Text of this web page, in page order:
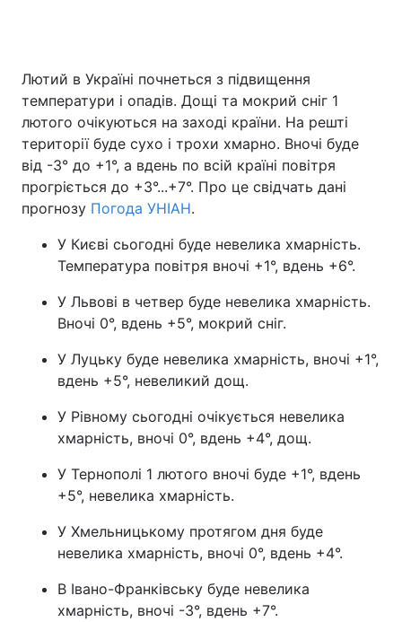
Лютий в Україні почнеться з підвищення
температури і опадів. Дощі та мокрий сніг 1
лютого очікуються на заході країни. На решті
території буде сухо і трохи хмарно. Вночі буде
від -3° до +1°, а вдень по всій країні повітря
прогріється до +3°...+7°. Про це свідчать дані
прогнозу Погода УНІАН.
У Києві сьогодні буде невелика хмарність.
Температура повітря вночі +1°, вдень +6°.
У Львові в четвер буде невелика хмарність.
Вночі 0°, вдень +5°, мокрий сніг.
У Луцьку буде невелика хмарність, вночі +1°,
вдень +5°, невеликий дощ.
У Рівному сьогодні очікується невелика
хмарність, вночі 0°, вдень +4°, дощ.
У Тернополі 1 лютого вночі буде +1°, вдень
+5°, невелика хмарність.
У Хмельницькому протягом дня буде
невелика хмарність, вночі 0°, вдень +4°.
В Івано-Франківську буде невелика
хмарність, вночі -3°, вдень +7°.